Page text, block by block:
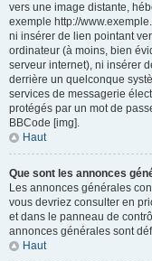
vers une image distante,
exemple http://
ni insérer de lien pointant
ordinateur (à moins, bien
serveur internet), ni insérer
derrière un quelconque
services de messagerie
protégés par un mot de
BBCode [img].
Haut
Que sont les annonces
Les annonces générales
vous devriez consulter en
et dans le panneau de
annonces générales sont
Haut